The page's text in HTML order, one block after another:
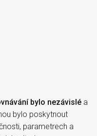
bylo nezávislé a
bylo poskytnout
parametrech a